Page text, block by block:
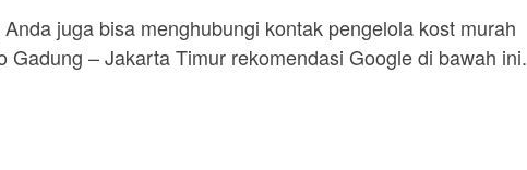
juga bisa menghubungi kontak pengelola kost murah
Gadung – Jakarta Timur rekomendasi Google di bawah ini.